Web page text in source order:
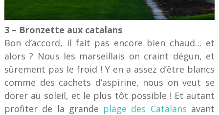
3 – Bronzette aux catalans
Bon d’accord, il fait pas encore bien chaud… et
alors ? Nous les marseillais on craint dégun, et
sûrement pas le froid ! Y en a assez d’être blancs
comme des cachets d’aspirine, nous on veut se
dorer au soleil, et le plus tôt possible ! Et autant
profiter de la grande plage des Catalans avant